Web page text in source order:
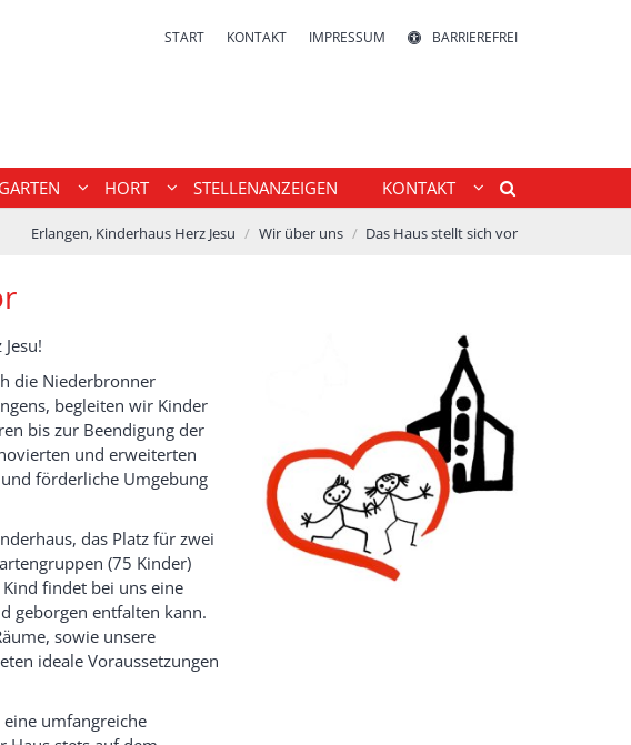
START KONTAKT IMPRESSUM BARRIEREFREI
HORT STELLENANZEIGEN KONTAKT
Erlangen, Kinderhaus Herz Jesu Wir über uns Das Haus stellt sich vor
die Niederbronner
begleiten wir Kinder
bis zur Beendigung der
und erweiterten
förderliche Umgebung
das Platz für zwei
(75 Kinder)
findet bei uns eine
geborgen entfalten kann.
sowie unsere
ideale Voraussetzungen
umfangreiche